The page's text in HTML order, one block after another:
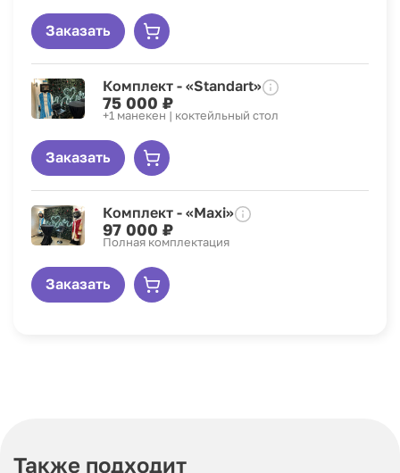
Заказать
Комплект - «Standart»
75 000 ₽
+1 манекен | коктейльный стол
Заказать
Комплект - «Maxi»
97 000 ₽
Полная комплектация
Заказать
Также подходит